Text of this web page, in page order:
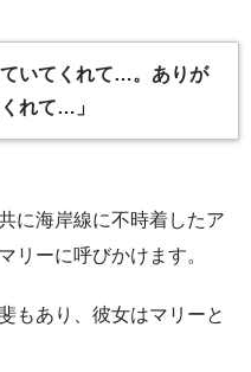
ていてくれて…。ありが
れて…」
に海岸線に不時着したア
リーに呼びかけます。
もあり、彼女はマリーと